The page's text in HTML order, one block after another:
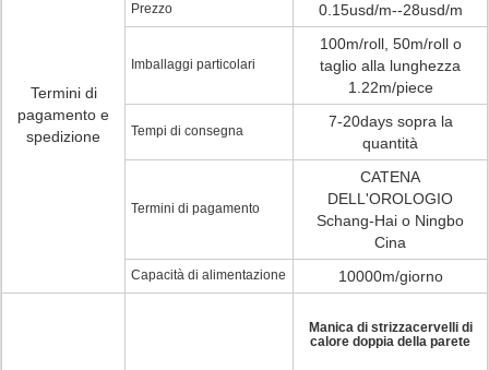
Termini di
pagamento e
spedizione
Prezzo 0.15usd/m--28usd/m
Imballaggi particolari
100m/roll, 50m/roll o
taglio alla lunghezza
1.22m/piece
Tempi di consegna
7-20days sopra la
quantità
Termini di pagamento
CATENA
DELL'OROLOGIO
Schang-Hai o Ningbo
Cina
Capacità di alimentazione 10000m/giorno
Manica di strizzacervelli di
calore doppia della parete